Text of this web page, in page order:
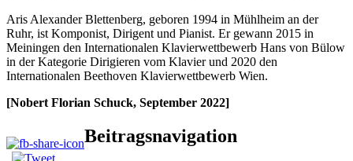
Aris Alexander Blettenberg, geboren 1994 in Mühlheim an der
Ruhr, ist Komponist, Dirigent und Pianist. Er gewann 2015 in
Meiningen den Internationalen Klavierwettbewerb Hans von Bülow
in der Kategorie Dirigieren vom Klavier und 2020 den
Internationalen Beethoven Klavierwettbewerb Wien.
[Nobert Florian Schuck, September 2022]
Beitragsnavigation